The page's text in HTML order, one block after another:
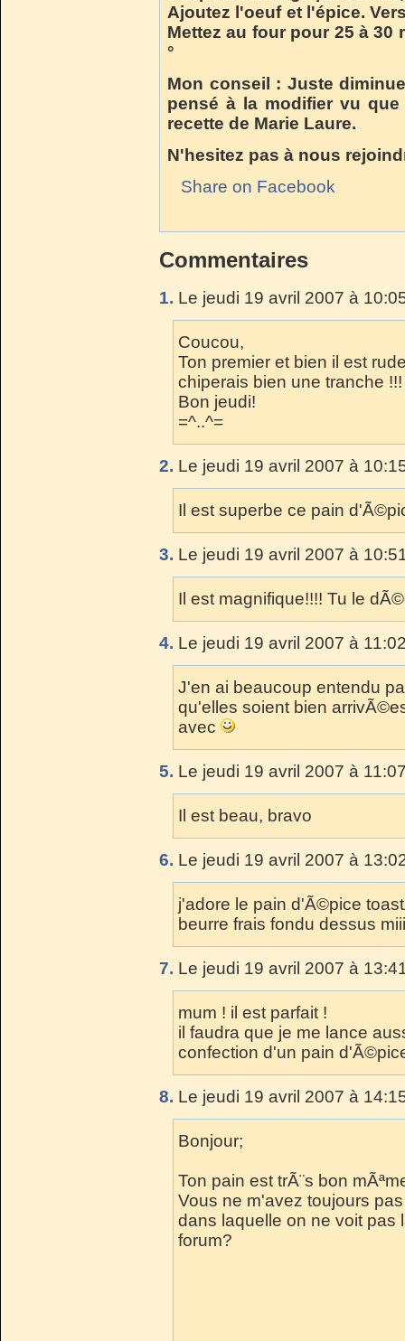
Ajoutez l'oeuf et l'épice.
Mettez au four pour 25 à 30
°
Mon conseil : Juste
pensé à la modifier vu
recette de Marie Laure.
N'hesitez pas à nous
Share on Facebook
Commentaires
1. Le jeudi 19 avril 2007 à
Coucou,
Ton premier et bien il est
chiperais bien une tranche
Bon jeudi!
=^..^=
2. Le jeudi 19 avril 2007 à
Il est superbe ce pain
3. Le jeudi 19 avril 2007 à
Il est magnifique!!!! Tu le
4. Le jeudi 19 avril 2007 à
J'en ai beaucoup entendu
qu'elles soient bien
avec
5. Le jeudi 19 avril 2007 à
Il est beau, bravo
6. Le jeudi 19 avril 2007 à
j'adore le pain d'Ã©pice
beurre frais fondu dessus
7. Le jeudi 19 avril 2007 à
mum ! il est parfait !
il faudra que je me lance
confection d'un pain
8. Le jeudi 19 avril 2007 à
Bonjour;
Ton pain est trÃ¨s bon
Vous ne m'avez toujours
dans laquelle on ne voit pas
forum?